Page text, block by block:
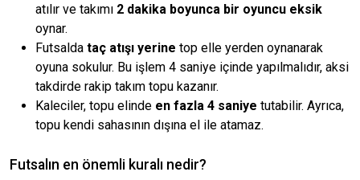
atılır ve takımı 2 dakika boyunca bir oyuncu eksik
oynar.
Futsalda taç atışı yerine top elle yerden oynanarak
oyuna sokulur. Bu işlem 4 saniye içinde yapılmalıdır, aksi
takdirde rakip takım topu kazanır.
Kaleciler, topu elinde en fazla 4 saniye tutabilir. Ayrıca,
topu kendi sahasının dışına el ile atamaz.
Futsalın en önemli kuralı nedir?